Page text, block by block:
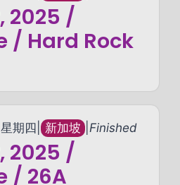
2025 /
/ Hard Rock
期四 新加坡 Finished
2025 /
/ 26A